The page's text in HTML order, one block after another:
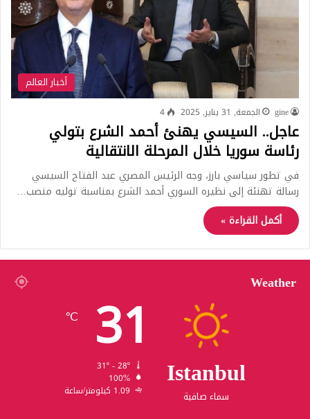
أخبار العالم
gine الجمعة, 31 يناير, 2025 4
عاجل.. السيسي يهنئ أحمد الشرع بتولي
رئاسة سوريا خلال المرحلة الانتقالية
في تطور سياسي بارز، وجه الرئيس المصري عبد الفتاح السيسي
رسالة تهنئة إلى نظيره السوري أحمد الشرع بمناسبة توليه منصب…
أكمل القراءة »
Weather
Istanbul
سماء صافية
31
℃
100%
1.09 كيلومتر/ساعة